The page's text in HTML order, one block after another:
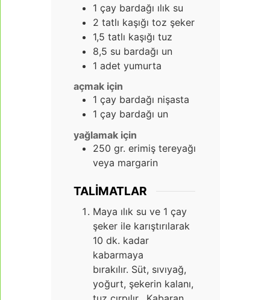
1 çay bardağı ılık su
2 tatlı kaşığı toz şeker
1,5 tatlı kaşığı tuz
8,5 su bardağı un
1 adet yumurta
açmak için
1 çay bardağı nişasta
1 çay bardağı un
yağlamak için
250 gr. erimiş tereyağı
veya margarin
TALIMATLAR
Maya ılık su ve 1 çay
şeker ile karıştırılarak
10 dk. kadar
kabarmaya
bırakılır. Süt, sıvıyağ,
yoğurt, şekerin kalanı,